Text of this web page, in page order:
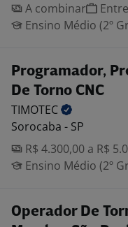
A combinar
Ensino Médio (2º
Programador,
De Torno CNC
TIMOTEC
Sorocaba - SP
R$ 4.300,00 a R$
Ensino Médio (2º
Operador De